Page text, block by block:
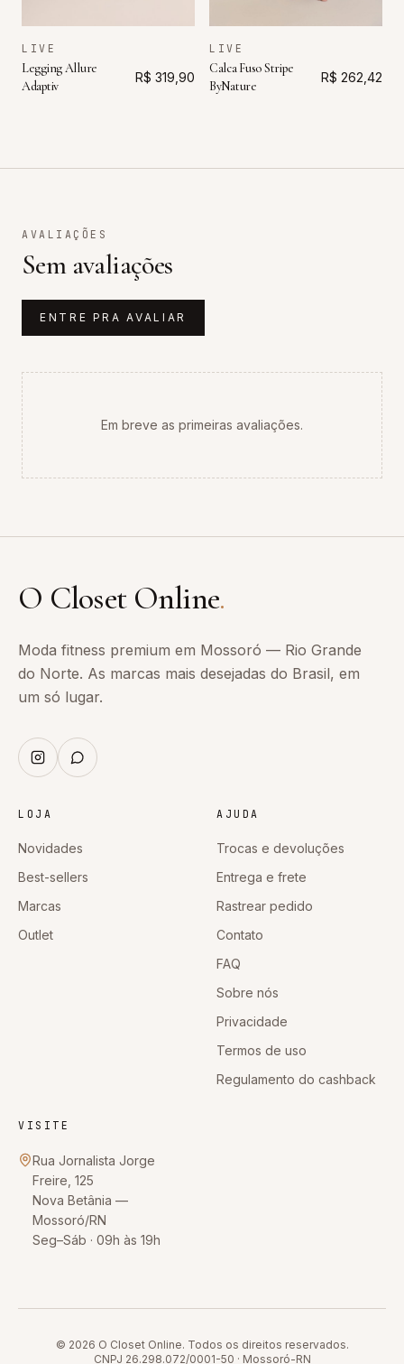
LIVE
Legging Allure
Adaptiv
R$ 319,90
LIVE
Calca Fuso Stripe
ByNature
R$ 262,42
AVALIAÇÕES
Sem avaliações
ENTRE PRA AVALIAR
Em breve as primeiras avaliações.
O Closet Online.
Moda fitness premium em Mossoró — Rio Grande
do Norte. As marcas mais desejadas do Brasil, em
um só lugar.
LOJA
Novidades
Best-sellers
Marcas
Outlet
AJUDA
Trocas e devoluções
Entrega e frete
Rastrear pedido
Contato
FAQ
Sobre nós
Privacidade
Termos de uso
Regulamento do cashback
VISITE
Rua Jornalista Jorge
Freire, 125
Nova Betânia —
Mossoró/RN
Seg–Sáb · 09h às 19h
© 2026 O Closet Online. Todos os direitos reservados.
CNPJ 26.298.072/0001-50 · Mossoró-RN